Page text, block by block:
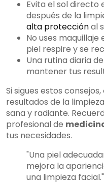
Evita el sol directo
después de la
alta protecciónal
No uses
piel respire y se
Una rutina diaria de
mantener tus
Si sigues estos
resultados de la
sana y radiante.
profesional de
tus necesidades.
"Una piel
mejora la
una limpieza facial."